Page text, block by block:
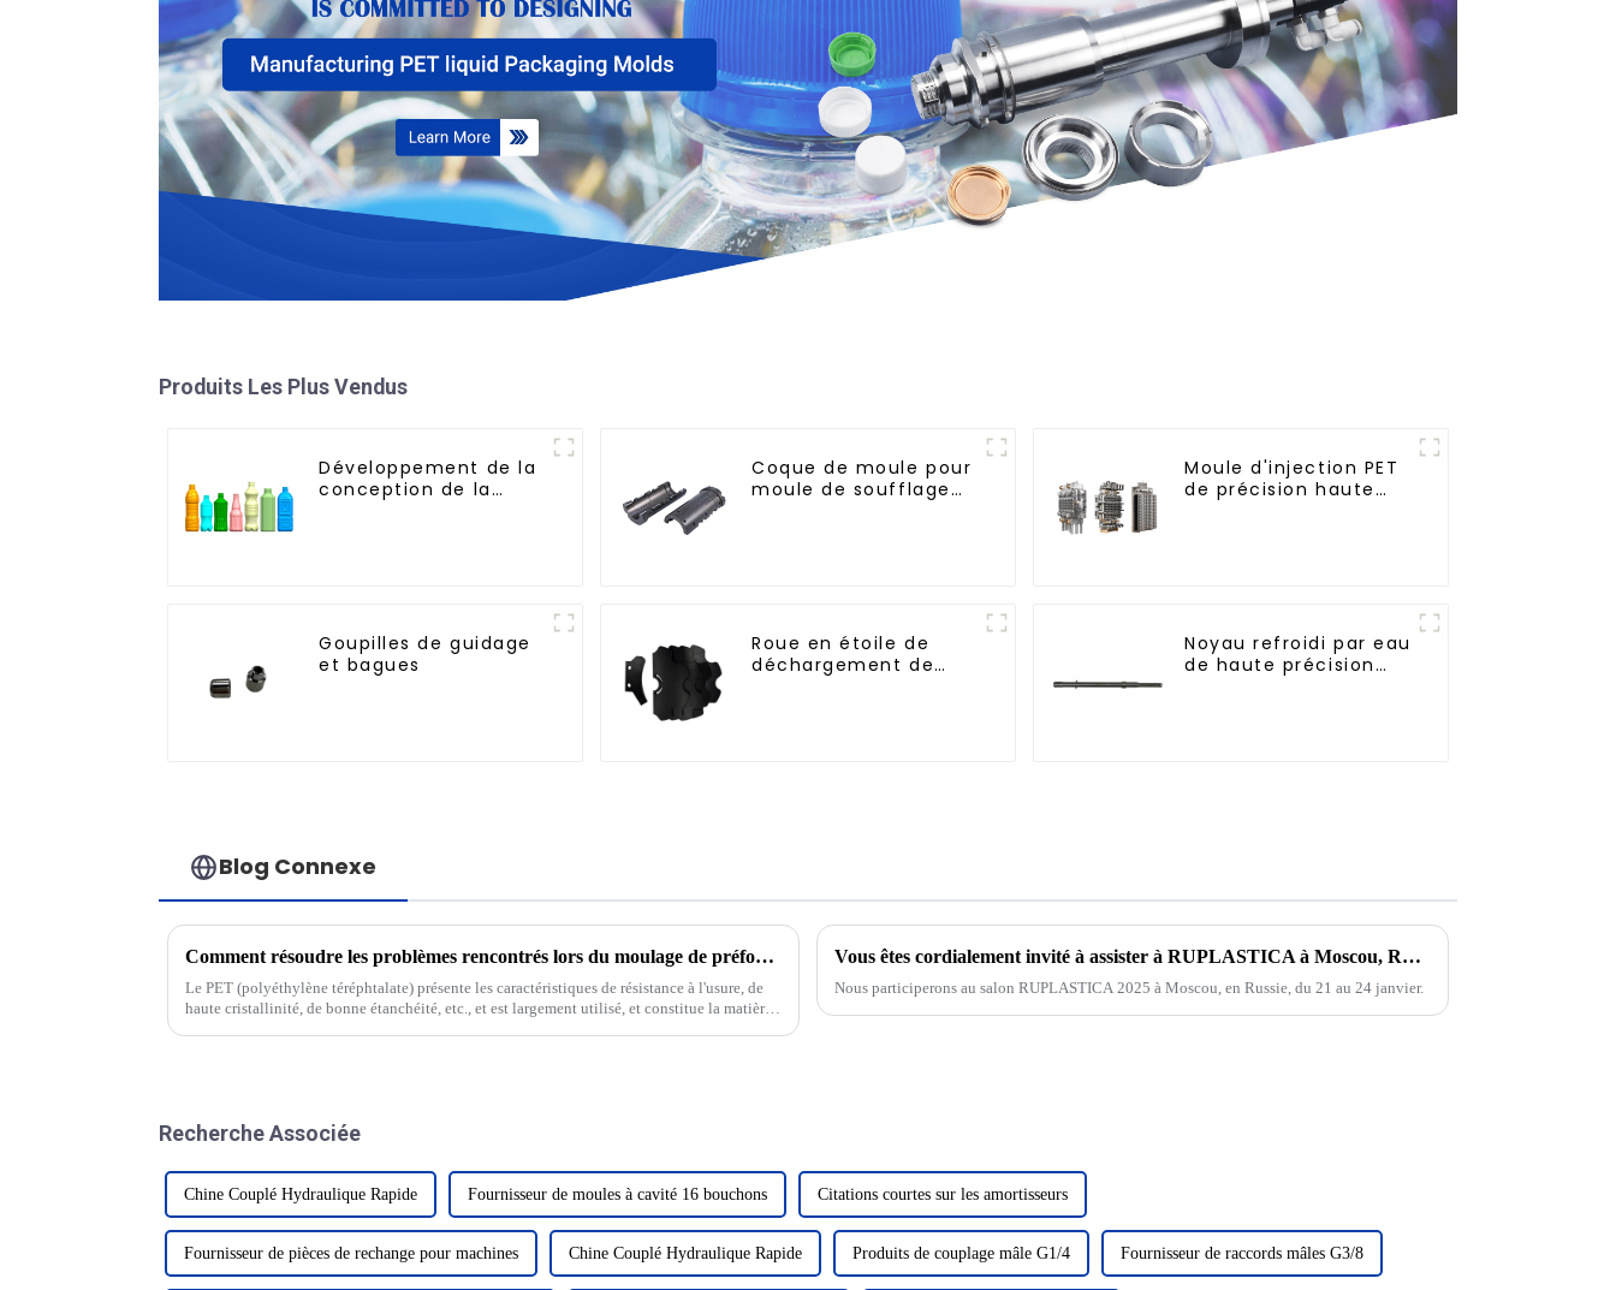
Produits Les Plus Vendus
Développement de la
conception de la
Coque de moule pour
moule de soufflage
Moule d'injection PET
de précision haute
Goupilles de guidage
et bagues
Roue en étoile de
déchargement de
Noyau refroidi par eau
de haute précision
Blog Connexe
Comment résoudre les problèmes rencontrés lors du moulage de préformes PET
Le PET (polyéthylène téréphtalate) présente les caractéristiques de résistance à l'usure, de
haute cristallinité, de bonne étanchéité, etc., et est largement utilisé, et constitue la matière
Vous êtes cordialement invité à assister à RUPLASTICA à Moscou, Russie, du 21 au 24 janvier 2025 !
Nous participerons au salon RUPLASTICA 2025 à Moscou, en Russie, du 21 au 24 janvier.
Recherche Associée
Chine Couplé Hydraulique Rapide Fournisseur de moules à cavité 16 bouchons Citations courtes sur les amortisseurs
Fournisseur de pièces de rechange pour machines Chine Couplé Hydraulique Rapide Produits de couplage mâle G1/4 Fournisseur de raccords mâles G3/8